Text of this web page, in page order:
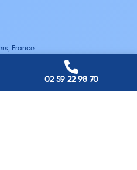
02 59 22 98 70
France
Pont-Audemer, France